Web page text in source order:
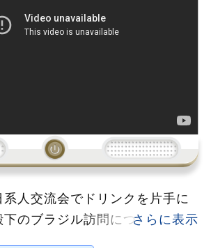
読み込み中...
人交流会でドリンクを片手に
のブラジル訪問について「自